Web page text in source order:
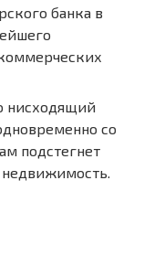
банка в
нисходящий
со
подстегнет
недвижимость.